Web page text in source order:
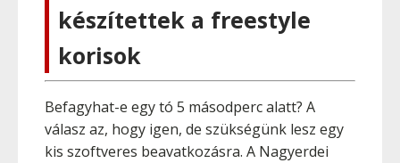
készítettek a freestyle
korisok
Befagyhat-e egy tó 5 másodperc alatt? A
válasz az, hogy igen, de szükségünk lesz egy
kis szoftveres beavatkozásra. A Nagyerdei